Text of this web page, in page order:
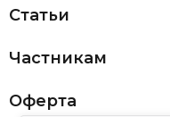
Статьи
Частникам
Оферта